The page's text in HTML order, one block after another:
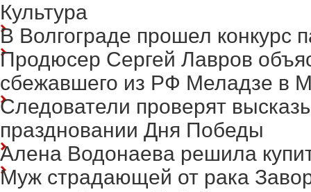
Культура
В Волгограде прошел конкурс
Продюсер Сергей Лавров
сбежавшего из РФ Меладзе в
Следователи проверят
праздновании Дня Победы
Алена Водонаева решила
Муж страдающей от рака